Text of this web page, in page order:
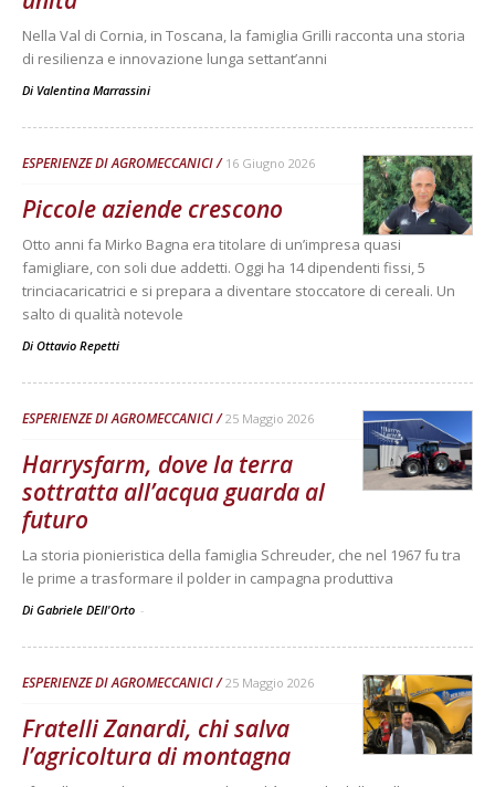
Nella Val di Cornia, in Toscana, la famiglia Grilli racconta una storia
di resilienza e innovazione lunga settant’anni
Di Valentina Marrassini
ESPERIENZE DI AGROMECCANICI 16 Giugno 2026
Piccole aziende crescono
Otto anni fa Mirko Bagna era titolare di un’impresa quasi
famigliare, con soli due addetti. Oggi ha 14 dipendenti fissi, 5
trinciacaricatrici e si prepara a diventare stoccatore di cereali. Un
salto di qualità notevole
Di Ottavio Repetti
ESPERIENZE DI AGROMECCANICI 25 Maggio 2026
Harrysfarm, dove la terra
sottratta all’acqua guarda al
futuro
La storia pionieristica della famiglia Schreuder, che nel 1967 fu tra
le prime a trasformare il polder in campagna produttiva
Di Gabriele DEll'Orto -
ESPERIENZE DI AGROMECCANICI 25 Maggio 2026
Fratelli Zanardi, chi salva
l’agricoltura di montagna